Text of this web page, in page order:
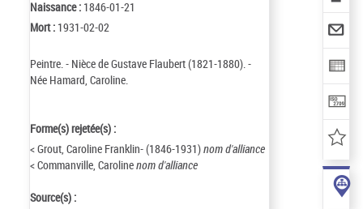
Naissance : 1846-01-21
Mort : 1931-02-02
Peintre. - Nièce de Gustave Flaubert (1821-1880). -
Née Hamard, Caroline.
Forme(s) rejetée(s) :
< Grout, Caroline Franklin- (1846-1931)nom d'alliance
< Commanville, Carolinenom d'alliance
Source(s) :